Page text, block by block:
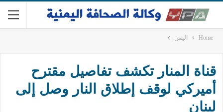
Home اليمن
قناة المنار تكشف تفاصيل مقترح
أميركي لوقف إطلاق النار وصل إلى
لبنان